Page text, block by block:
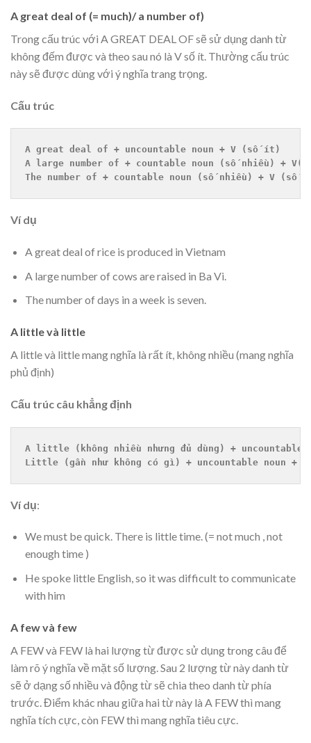
A great deal of (= much)/ a number of)
Trong cấu trúc với A GREAT DEAL OF sẽ sử dụng danh từ
không đếm được và theo sau nó là V số ít. Thường cấu trúc
này sẽ được dùng với ý nghĩa trang trọng.
Cấu trúc
A great deal of + uncountable noun + V (số ít)
A large number of + countable noun (số nhiều) +
The number of + countable noun (số nhiều) + V (số
Ví dụ
A great deal of rice is produced in Vietnam
A large number of cows are raised in Ba Vi.
The number of days in a week is seven.
A little và little
A little và little mang nghĩa là rất ít, không nhiều (mang nghĩa
phủ định)
Cấu trúc câu khẳng định
A little (không nhiều nhưng đủ dùng) + uncountable
Little (gần như không có gì) + uncountable noun +
Ví dụ:
We must be quick. There is little time. (= not much , not
enough time )
He spoke little English, so it was difficult to communicate
with him
A few và few
A FEW và FEW là hai lượng từ được sử dụng trong câu để
làm rõ ý nghĩa về mặt số lượng. Sau 2 lượng từ này danh từ
sẽ ở dạng số nhiều và động từ sẽ chia theo danh từ phía
trước. Điểm khác nhau giữa hai từ này là A FEW thì mang
nghĩa tích cực, còn FEW thì mang nghĩa tiêu cực.